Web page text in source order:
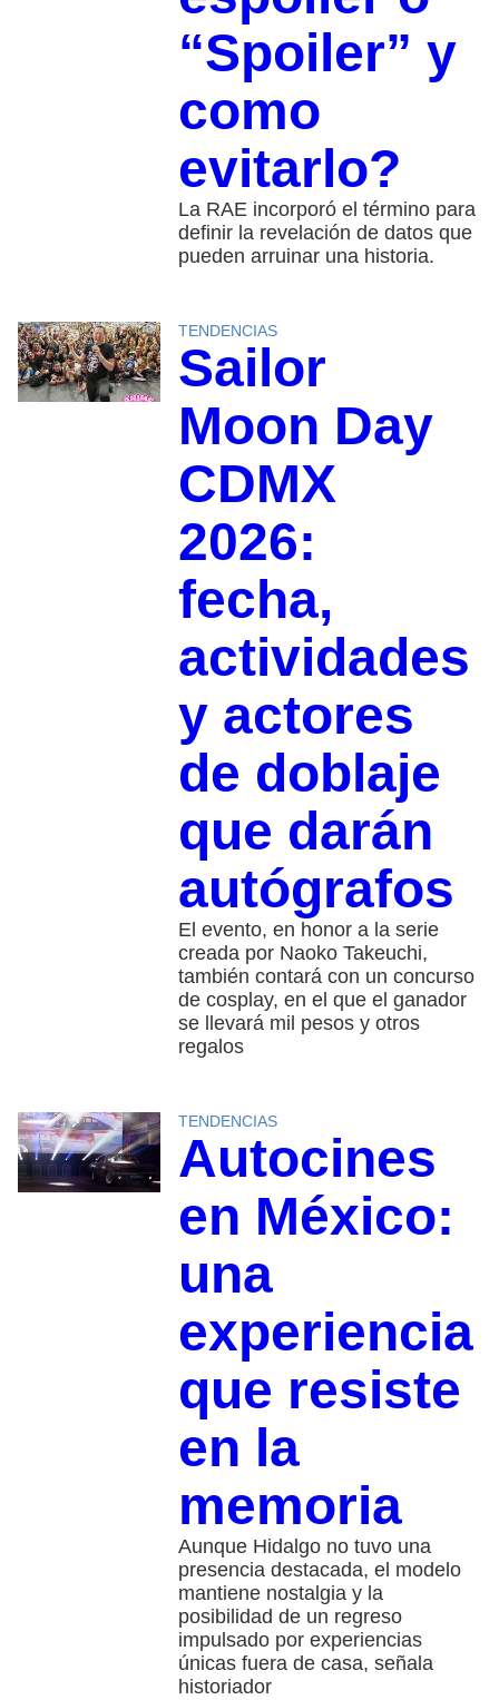
“Spoiler” y
como
evitarlo?
La RAE incorporó el término para
definir la revelación de datos que
pueden arruinar una historia.
TENDENCIAS
Sailor
Moon Day
CDMX
2026:
fecha,
actividades
y actores
de doblaje
que darán
autógrafos
El evento, en honor a la serie
creada por Naoko Takeuchi,
también contará con un concurso
de cosplay, en el que el ganador
se llevará mil pesos y otros
regalos
TENDENCIAS
Autocines
en México:
una
experiencia
que resiste
en la
memoria
Aunque Hidalgo no tuvo una
presencia destacada, el modelo
mantiene nostalgia y la
posibilidad de un regreso
impulsado por experiencias
únicas fuera de casa, señala
historiador